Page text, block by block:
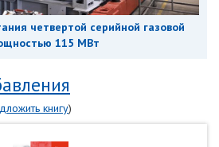
четвертой серийной газовой
115 МВт
книгу)